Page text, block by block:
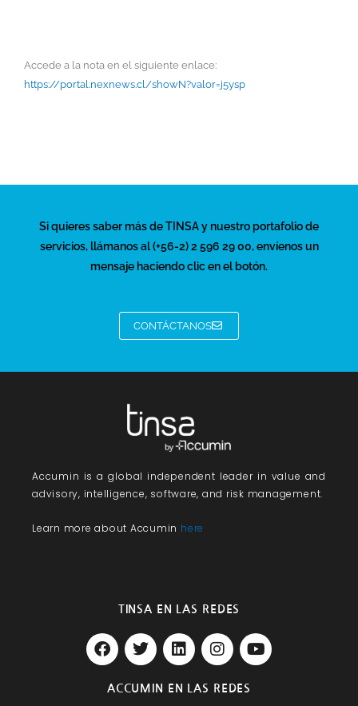
Accede a la nota en el siguiente enlace:
https://portal.nexnews.cl/showN?valor=j5ysp
Si quieres saber más de TINSA y nuestro portafolio de
servicios, llámanos al (+56-2) 2 596 29 00, envíenos un
mensaje haciendo clic en el botón.
CONTÁCTANOS
Accumin is a global independent leader in value and
advisory, intelligence, software, and risk management.
Learn more about Accumin here
TINSA EN LAS REDES
F
a
e
T
w
t
L
i
k
I
n
t
Y
o
ACCUMIN EN LAS REDES